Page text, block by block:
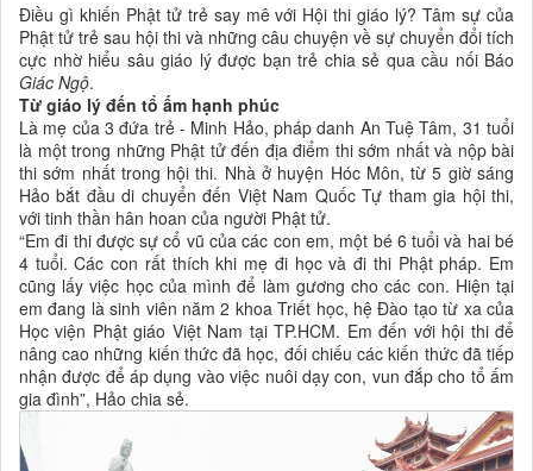
Điều gì khiến Phật tử trẻ say mê với Hội thi giáo lý? Tâm sự của
Phật tử trẻ sau hội thi và những câu chuyện về sự chuyển đổi tích
cực nhờ hiểu sâu giáo lý được bạn trẻ chia sẻ qua cầu nối Báo
Giác Ngộ.
Từ giáo lý đến tổ ấm hạnh phúc
Là mẹ của 3 đứa trẻ - Minh Hảo, pháp danh An Tuệ Tâm, 31 tuổi
là một trong những Phật tử đến địa điểm thi sớm nhất và nộp bài
thi sớm nhất trong hội thi. Nhà ở huyện Hóc Môn, từ 5 giờ sáng
Hảo bắt đầu di chuyển đến Việt Nam Quốc Tự tham gia hội thi,
với tinh thần hân hoan của người Phật tử.
“Em đi thi được sự cổ vũ của các con em, một bé 6 tuổi và hai bé
4 tuổi. Các con rất thích khi mẹ đi học và đi thi Phật pháp. Em
cũng lấy việc học của mình để làm gương cho các con. Hiện tại
em đang là sinh viên năm 2 khoa Triết học, hệ Đào tạo từ xa của
Học viện Phật giáo Việt Nam tại TP.HCM. Em đến với hội thi để
nâng cao những kiến thức đã học, đối chiếu các kiến thức đã tiếp
nhận được để áp dụng vào việc nuôi dạy con, vun đắp cho tổ ấm
gia đình”, Hảo chia sẻ.